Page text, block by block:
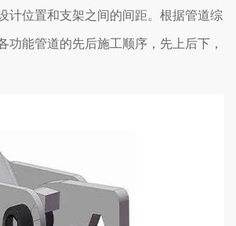
计位置和支架之间的间距。根据管道综
功能管道的先后施工顺序，先上后下，